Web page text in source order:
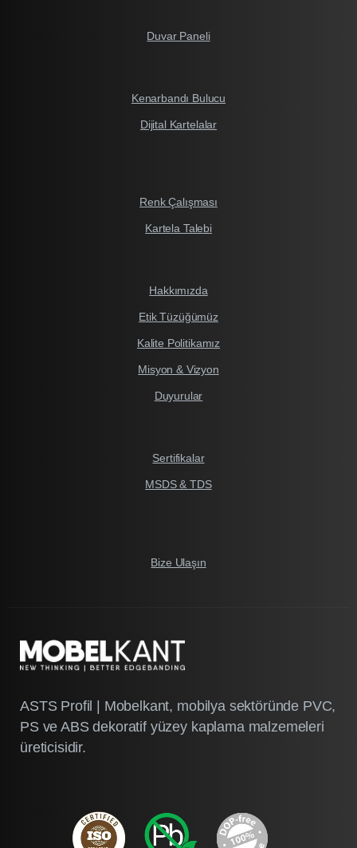
Duvar Paneli
Kenarbandı Bulucu
Dijital Kartelalar
Renk Çalışması
Kartela Talebi
Hakkımızda
Etik Tüzüğümüz
Kalite Politikamız
Misyon & Vizyon
Duyurular
Sertifikalar
MSDS & TDS
Bize Ulaşın
ASTS Profil | Mobelkant, mobilya sektöründe PVC,
PS ve ABS dekoratif yüzey kaplama malzemeleri
üreticisidir.